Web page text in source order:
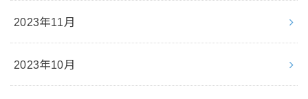
2023年11月
2023年10月